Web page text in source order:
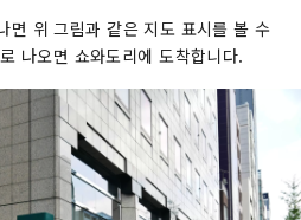
면 위 그림과 같은 지도 표시를 볼 수
나오면 쇼와도리에 도착합니다.